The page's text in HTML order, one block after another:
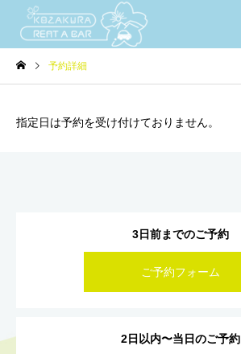
予約詳細
指定日は予約を受け付けておりません。
3日前までのご予約
ご予約フォーム
2日以内〜当日のご予約